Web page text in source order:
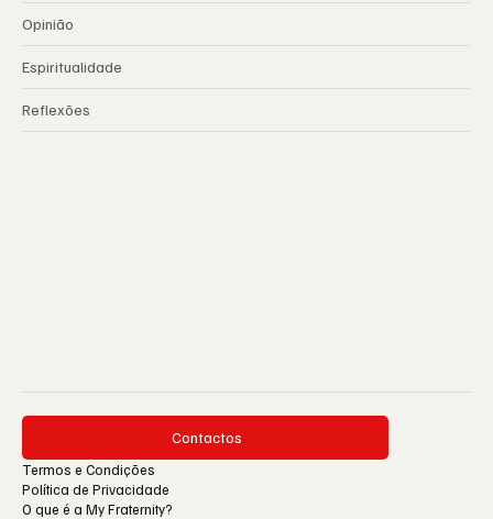
Opinião
Espiritualidade
Reflexões
Contactos
Termos e Condições
Política de Privacidade
O que é a My Fraternity?